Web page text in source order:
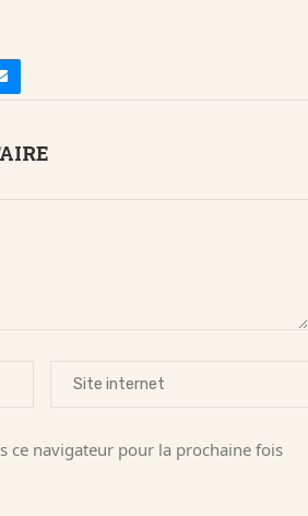
ce navigateur pour la prochaine fois